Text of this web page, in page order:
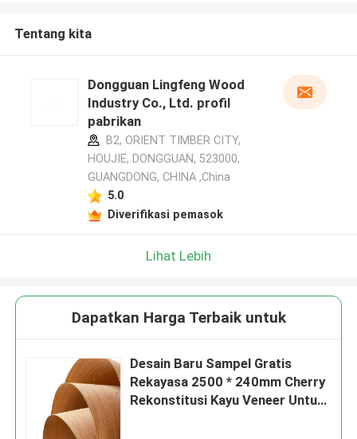
Tentang kita
Dongguan Lingfeng Wood
Industry Co., Ltd. profil
pabrikan
B2, ORIENT TIMBER CITY,
HOUJIE, DONGGUAN, 523000,
GUANGDONG, CHINA ,China
5.0
Diverifikasi pemasok
Lihat Lebih
Dapatkan Harga Terbaik untuk
Desain Baru Sampel Gratis
Rekayasa 2500 * 240mm Cherry
Rekonstitusi Kayu Veneer Untuk